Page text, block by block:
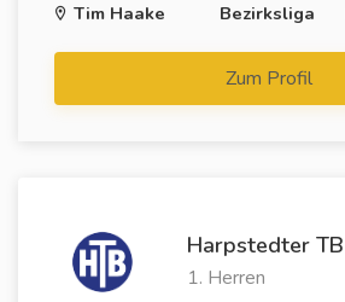
Tim Haake
Bezirksliga
Zum Profil
Harpstedter TB
1. Herren